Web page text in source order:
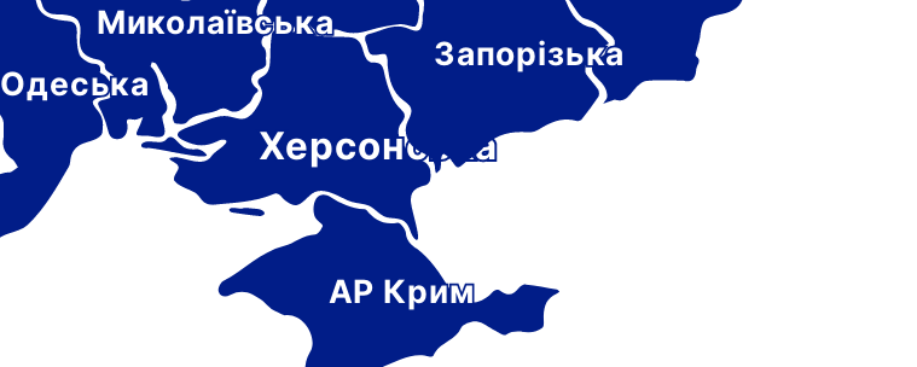
Херсонська
АР Крим
Миколаївська
Одеська
Запорізька